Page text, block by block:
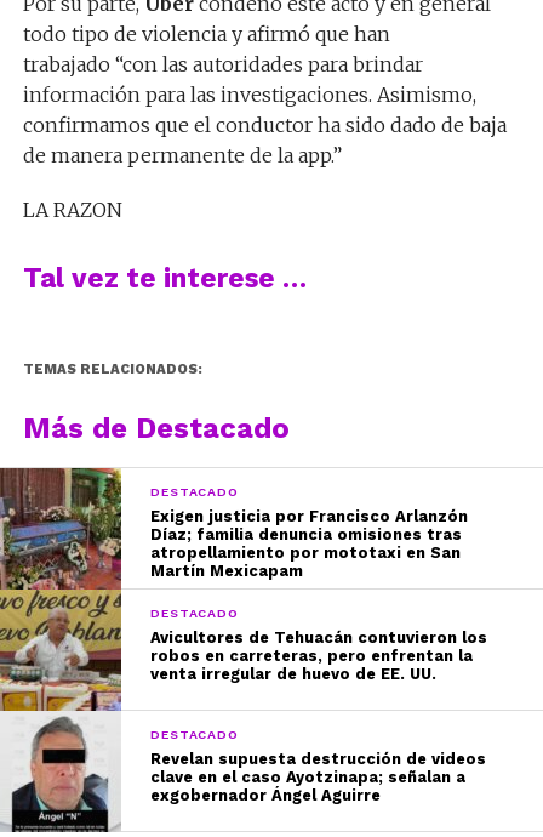
todo tipo de violencia y afirmó que han
trabajado “con las autoridades para brindar
información para las investigaciones. Asimismo,
confirmamos que el conductor ha sido dado de baja
de manera permanente de la app.”
LA RAZON
Tal vez te interese …
TEMAS RELACIONADOS:
Más de Destacado
DESTACADO
Exigen justicia por Francisco Arlanzón
Díaz; familia denuncia omisiones tras
atropellamiento por mototaxi en San
Martín Mexicapam
DESTACADO
Avicultores de Tehuacán contuvieron los
robos en carreteras, pero enfrentan la
venta irregular de huevo de EE. UU.
DESTACADO
Revelan supuesta destrucción de videos
clave en el caso Ayotzinapa; señalan a
exgobernador Ángel Aguirre